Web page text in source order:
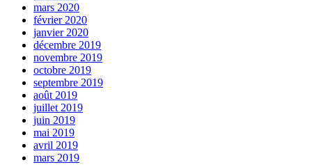
mars 2020
février 2020
janvier 2020
décembre 2019
novembre 2019
octobre 2019
septembre 2019
août 2019
juillet 2019
juin 2019
mai 2019
avril 2019
mars 2019